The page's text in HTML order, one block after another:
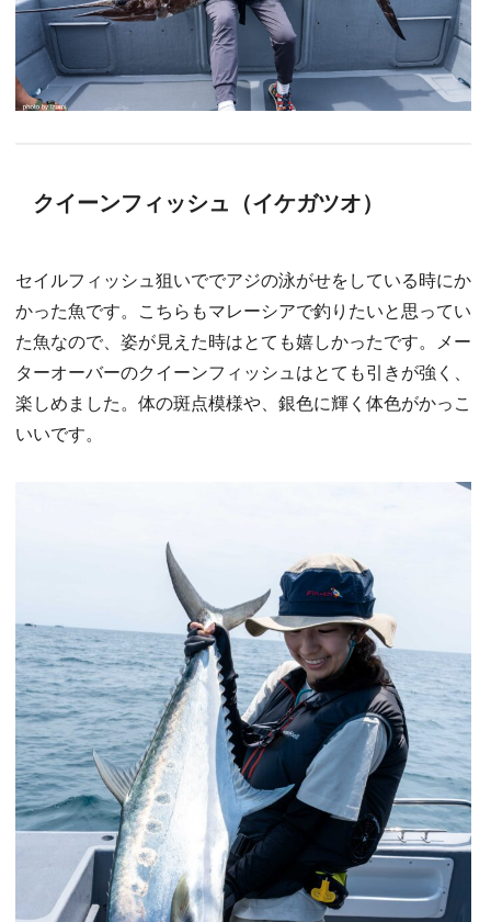
クイーンフィッシュ（イケガツオ）
セイルフィッシュ狙いででアジの泳がせをしている時にか
かった魚です。こちらもマレーシアで釣りたいと思ってい
た魚なので、姿が見えた時はとても嬉しかったです。メー
ターオーバーのクイーンフィッシュはとても引きが強く、
楽しめました。体の斑点模様や、銀色に輝く体色がかっこ
いいです。